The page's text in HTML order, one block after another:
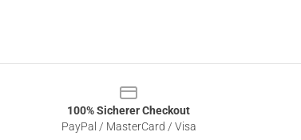
100% Sicherer Checkout
PayPal / MasterCard / Visa